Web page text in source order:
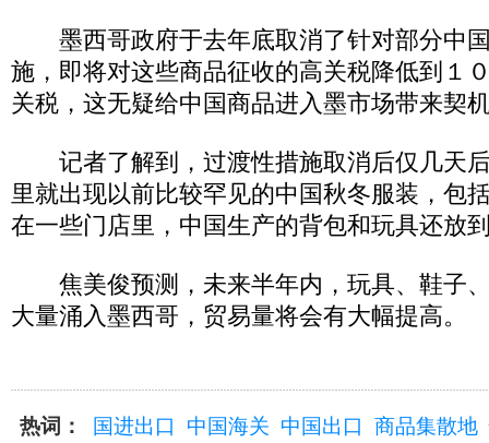
墨西哥政府于去年底取消了针对部分中
施，即将对这些商品征收的高关税降低到１
关税，这无疑给中国商品进入墨市场带来契
记者了解到，过渡性措施取消后仅几天
里就出现以前比较罕见的中国秋冬服装，包
在一些门店里，中国生产的背包和玩具还放
焦美俊预测，未来半年内，玩具、鞋子
大量涌入墨西哥，贸易量将会有大幅提高。
热词： 国进出口 中国海关 中国出口
商品集散地